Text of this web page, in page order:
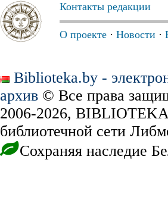
Контакты редакции
О проекте · Новости ·
Biblioteka.by -
архив © Все права
2006-2026,
библиотечной сети
Сохраняя наследие